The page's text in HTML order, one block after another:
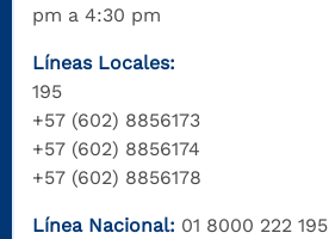
pm a 4:30 pm
Líneas Locales:
195
+57 (602) 8856173
+57 (602) 8856174
+57 (602) 8856178
Línea Nacional: 01 8000 222 195